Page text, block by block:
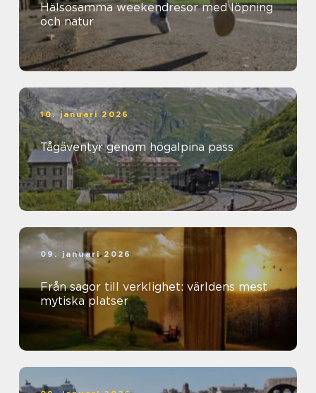
Hälsosamma weekendresor med löpning
och natur
10. januari 2026
Tågäventyr genom högalpina pass
09. januari 2026
Från sagor till verklighet: världens mest
mytiska platser